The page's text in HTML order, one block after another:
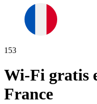
153
Wi-Fi gratis
France